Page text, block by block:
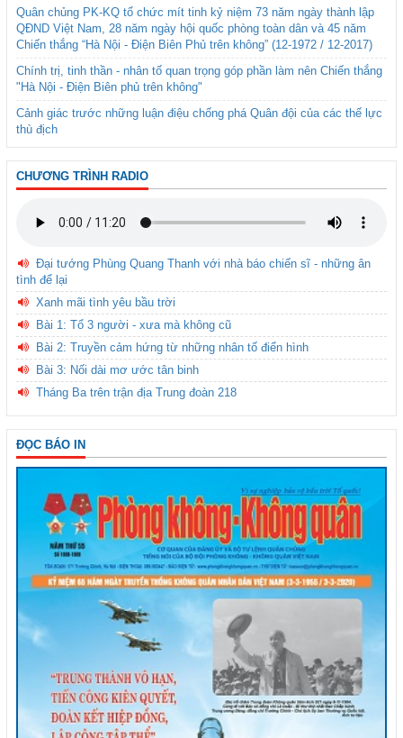
Quân chủng PK-KQ tổ chức mít tinh kỷ niệm 73 năm ngày thành lập
QĐND Việt Nam, 28 năm ngày hội quốc phòng toàn dân và 45 năm
Chiến thắng “Hà Nội - Điện Biên Phủ trên không” (12-1972 / 12-2017)
Chính trị, tinh thần - nhân tố quan trọng góp phần làm nên Chiến thắng
"Hà Nội - Điện Biên phủ trên không"
Cảnh giác trước những luận điệu chống phá Quân đội của các thế lực
thù địch
CHƯƠNG TRÌNH RADIO
Đại tướng Phùng Quang Thanh với nhà báo chiến sĩ - những ân
tình để lại
Xanh mãi tình yêu bầu trời
Bài 1: Tổ 3 người - xưa mà không cũ
Bài 2: Truyền cảm hứng từ những nhân tố điển hình
Bài 3: Nối dài mơ ước tân binh
Tháng Ba trên trận địa Trung đoàn 218
ĐỌC BÁO IN